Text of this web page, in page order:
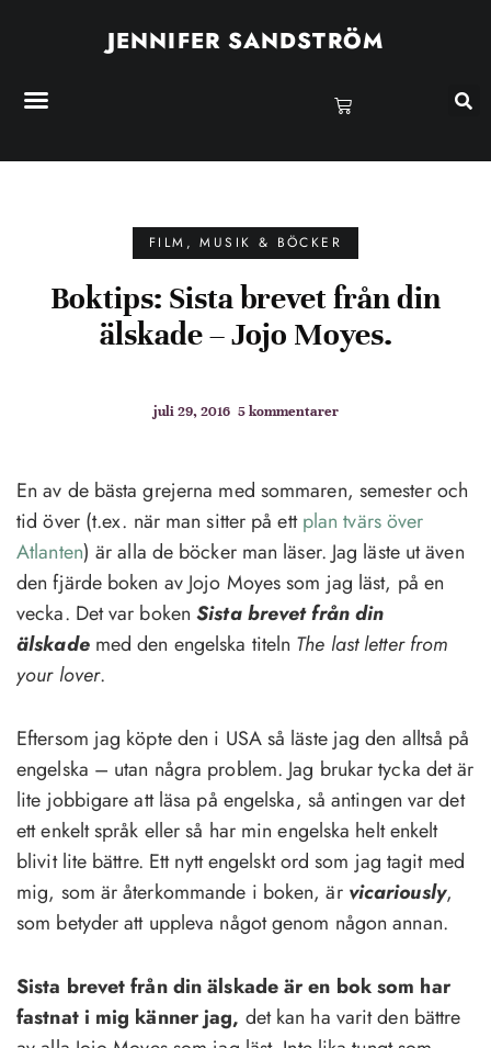
JENNIFER SANDSTRÖM
FILM, MUSIK & BÖCKER
Boktips: Sista brevet från din
älskade – Jojo Moyes.
juli 29, 2016 5 kommentarer
En av de bästa grejerna med sommaren, semester och
tid över (t.ex. när man sitter på ettplan tvärs över
Atlanten) är alla de böcker man läser. Jag läste ut även
den fjärde boken av Jojo Moyes som jag läst, på en
vecka. Det var bokenSista brevet från din
älskade med den engelska titeln The last letter from
your lover.
Eftersom jag köpte den i USA så läste jag den alltså på
engelska – utan några problem. Jag brukar tycka det är
lite jobbigare att läsa på engelska, så antingen var det
ett enkelt språk eller så har min engelska helt enkelt
blivit lite bättre. Ett nytt engelskt ord som jag tagit med
mig, som är återkommande i boken, är vicariously,
som betyder att uppleva något genom någon annan.
Sista brevet från din älskade är en bok som har
fastnat i mig känner jag, det kan ha varit den bättre